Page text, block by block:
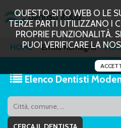
QUESTO SITO WEB O LE
TERZE PARTI UTILIZZANO I
PROPRIE FUNZIONALITÀ.
PUOI VERIFICARE LA
HOME Emilia Romagna
Elenco Dentisti